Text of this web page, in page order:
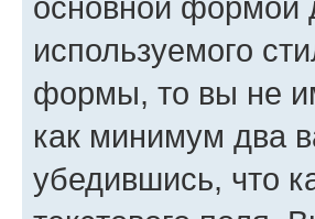
используемого
формы, то вы не
как минимум два
убедившись, что